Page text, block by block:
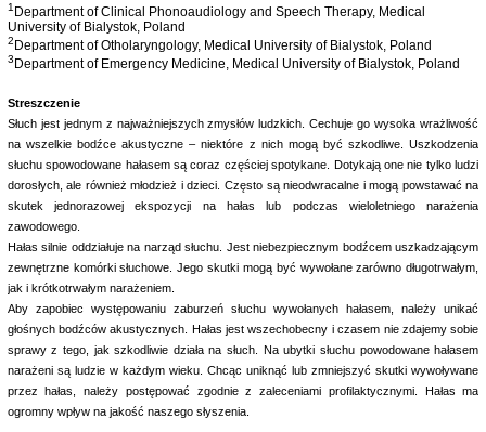
1 Department of Clinical Phonoaudiology and Speech Therapy, Medical
University of Bialystok, Poland
2 Department of Otholaryngology, Medical University of Bialystok, Poland
3 Department of Emergency Medicine, Medical University of Bialystok, Poland
Streszczenie
Słuch jest jednym z najważniejszych zmysłów ludzkich. Cechuje go wysoka wrażliwość
na wszelkie bodźce akustyczne – niektóre z nich mogą być szkodliwe. Uszkodzenia
słuchu spowodowane hałasem są coraz częściej spotykane. Dotykają one nie tylko ludzi
dorosłych, ale również młodzież i dzieci. Często są nieodwracalne i mogą powstawać na
skutek jednorazowej ekspozycji na hałas lub podczas wieloletniego narażenia
zawodowego.
Hałas silnie oddziałuje na narząd słuchu. Jest niebezpiecznym bodźcem uszkadzającym
zewnętrzne komórki słuchowe. Jego skutki mogą być wywołane zarówno długotrwałym,
jak i krótkotrwałym narażeniem.
Aby zapobiec występowaniu zaburzeń słuchu wywołanych hałasem, należy unikać
głośnych bodźców akustycznych. Hałas jest wszechobecny i czasem nie zdajemy sobie
sprawy z tego, jak szkodliwie działa na słuch. Na ubytki słuchu powodowane hałasem
narażeni są ludzie w każdym wieku. Chcąc uniknąć lub zmniejszyć skutki wywoływane
przez hałas, należy postępować zgodnie z zaleceniami profilaktycznymi. Hałas ma
ogromny wpływ na jakość naszego słyszenia.